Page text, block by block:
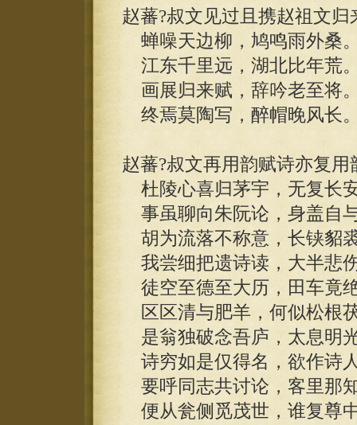
赵蕃?叔文见过且携赵祖文
蝉噪天边柳，鸠鸣雨外桑
江东千里远，湖北比年荒
画展归来赋，辞吟老至将
终焉莫陶写，醉帽晚风长
赵蕃?叔文再用韵赋诗亦复
杜陵心喜归茅宇，无复长
事虽聊向朱阮论，身盖自
胡为流落不称意，长铗貂
我尝细把遗诗读，大半悲
徒空至德至大历，田车竟
区区清与肥羊，何似松根
是翁独破念吾庐，太息明
诗穷如是仅得名，欲作诗
要呼同志共讨论，客里那
便从瓮侧觅茂世，谁复尊